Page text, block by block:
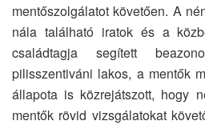
mentőszolgálatot követően. A
nála található iratok és a
családtagja segített
pilisszentiváni lakos, a mentők
állapota is közrejátszott, hogy
mentők rövid vizsgálatokat